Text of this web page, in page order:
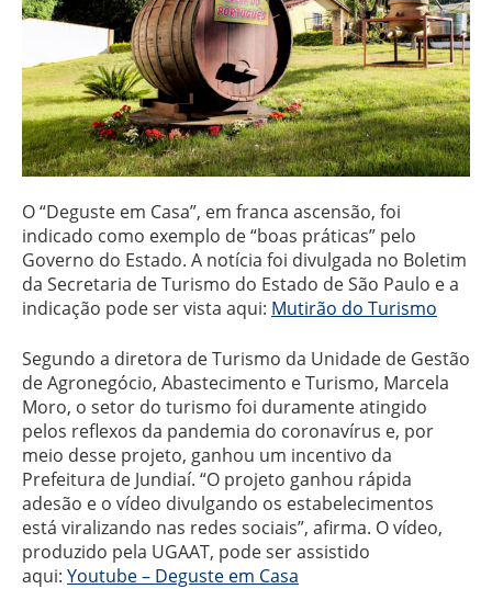
O “Deguste em Casa”, em franca ascensão, foi
indicado como exemplo de “boas práticas” pelo
Governo do Estado. A notícia foi divulgada no Boletim
da Secretaria de Turismo do Estado de São Paulo e a
indicação pode ser vista aqui: Mutirão do Turismo
Segundo a diretora de Turismo da Unidade de Gestão
de Agronegócio, Abastecimento e Turismo, Marcela
Moro, o setor do turismo foi duramente atingido
pelos reflexos da pandemia do coronavírus e, por
meio desse projeto, ganhou um incentivo da
Prefeitura de Jundiaí. “O projeto ganhou rápida
adesão e o vídeo divulgando os estabelecimentos
está viralizando nas redes sociais”, afirma. O vídeo,
produzido pela UGAAT, pode ser assistido
aqui: Youtube – Deguste em Casa